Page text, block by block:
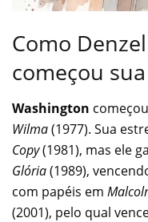
Como
começou
Washington
Wilma(1977). Sua
Copy(1981), mas ele
Glória(1989),
com papéis em
(2001), pelo qual